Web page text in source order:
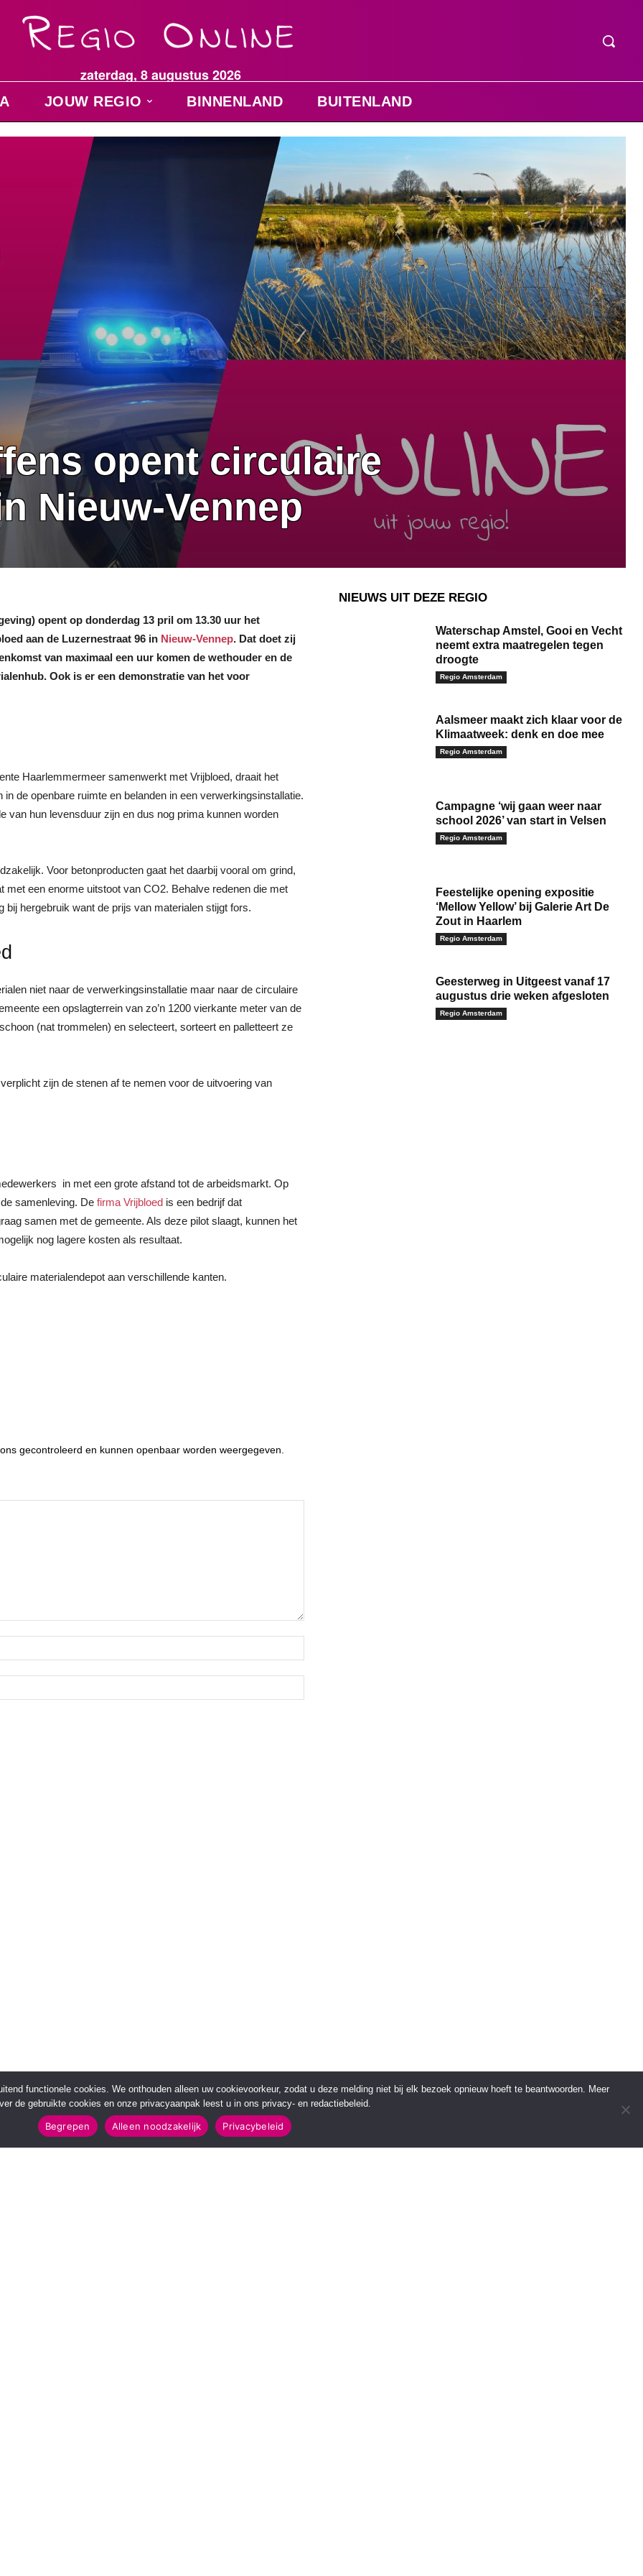
zaterdag, 8 augustus 2026
JOUW REGIO BINNENLAND BUITENLAND
opent circulaire
Nieuw-Vennep
opent op donderdag 13 pril om 13.30 uur het
aan de Luzernestraat 96 in Nieuw-Vennep. Dat doet zij
van maximaal een uur komen de wethouder en de
Ook is er een demonstratie van het voor
Haarlemmermeer samenwerkt met Vrijbloed, draait het
de openbare ruimte en belanden in een verwerkingsinstallatie.
van hun levensduur zijn en dus nog prima kunnen worden
Voor betonproducten gaat het daarbij vooral om grind,
een enorme uitstoot van CO2. Behalve redenen die met
hergebruik want de prijs van materialen stijgt fors.
niet naar de verwerkingsinstallatie maar naar de circulaire
een opslagterrein van zo’n 1200 vierkante meter van de
(nat trommelen) en selecteert, sorteert en palletteert ze
zijn de stenen af te nemen voor de uitvoering van
in met een grote afstand tot de arbeidsmarkt. Op
samenleving. De firma Vrijbloed is een bedrijf dat
samen met de gemeente. Als deze pilot slaagt, kunnen het
nog lagere kosten als resultaat.
materialendepot aan verschillende kanten.
gecontroleerd en kunnen openbaar worden weergegeven.
NIEUWS UIT DEZE REGIO
Waterschap Amstel, Gooi en Vecht
neemt extra maatregelen tegen
droogte
Regio Amsterdam
Aalsmeer maakt zich klaar voor de
Klimaatweek: denk en doe mee
Regio Amsterdam
Campagne ‘wij gaan weer naar
school 2026’ van start in Velsen
Regio Amsterdam
Feestelijke opening expositie
‘Mellow Yellow’ bij Galerie Art De
Zout in Haarlem
Regio Amsterdam
Geesterweg in Uitgeest vanaf 17
augustus drie weken afgesloten
Regio Amsterdam
functionele cookies. We onthouden alleen uw cookievoorkeur, zodat u deze melding niet bij elk bezoek opnieuw hoeft te beantwoorden. Meer
de gebruikte cookies en onze privacyaanpak leest u in ons privacy- en redactiebeleid.
Begrepen Alleen noodzakelijk Privacybeleid